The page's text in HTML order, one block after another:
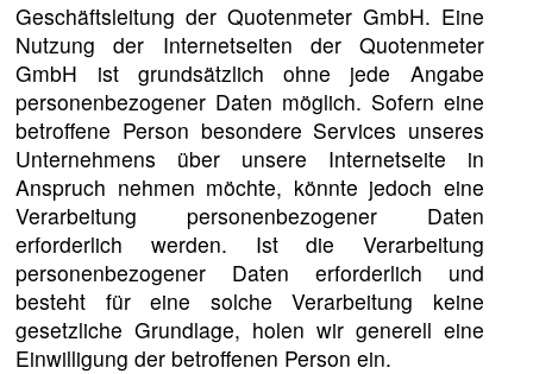
Geschäftsleitung der Quotenmeter GmbH. Eine
Nutzung der Internetseiten der Quotenmeter
GmbH ist grundsätzlich ohne jede Angabe
personenbezogener Daten möglich. Sofern eine
betroffene Person besondere Services unseres
Unternehmens über unsere Internetseite in
Anspruch nehmen möchte, könnte jedoch eine
Verarbeitung personenbezogener Daten
erforderlich werden. Ist die Verarbeitung
personenbezogener Daten erforderlich und
besteht für eine solche Verarbeitung keine
gesetzliche Grundlage, holen wir generell eine
Einwilligung der betroffenen Person ein.